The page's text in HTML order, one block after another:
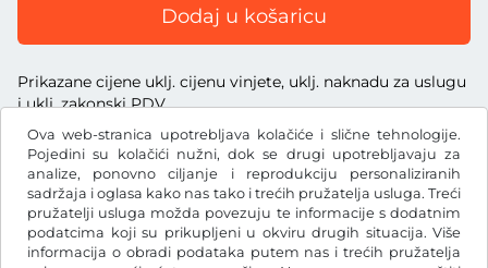
Ova web-stranica upotrebljava kolačiće i slične tehnologije.
Pojedini su kolačići nužni, dok se drugi upotrebljavaju za
analize, ponovno ciljanje i reprodukciju personaliziranih
sadržaja i oglasa kako nas tako i trećih pružatelja usluga. Treći
pružatelji usluga možda povezuju te informacije s dodatnim
podatcima koji su prikupljeni u okviru drugih situacija. Više
informacija o obradi podataka putem nas i trećih pružatelja
Dodaj u košaricu
Prikazane cijene uklj. cijenu vinjete, uklj. naknadu za uslugu
i uklj. zakonski PDV
US$USD